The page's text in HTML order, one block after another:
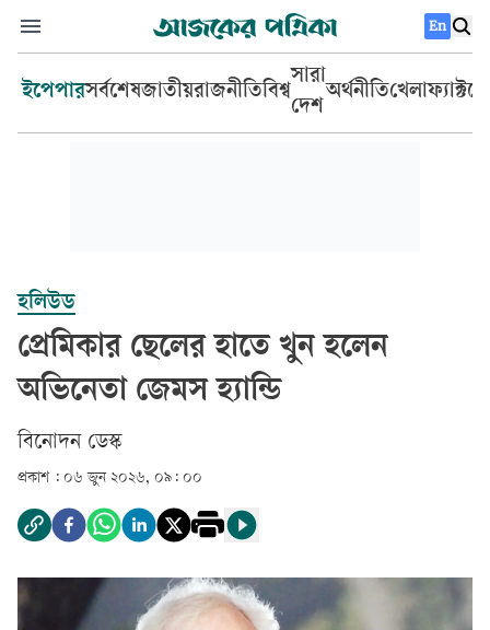
En
ইপেপারসর্বশেষজাতীয়রাজনীতিবিশ্ব
সারা
দেশ
অর্থনীতিখেলা
হলিউড
প্রেমিকার ছেলের হাতে খুন হলেন
অভিনেতা জেমস হ্যান্ডি
বিনোদন ডেস্ক
প্রকাশ : ০৬ জুন ২০২৬, ০৯: ০০